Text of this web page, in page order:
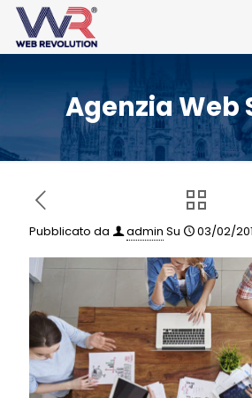
Agenzia Web
Pubblicato da admin Su 03/02/